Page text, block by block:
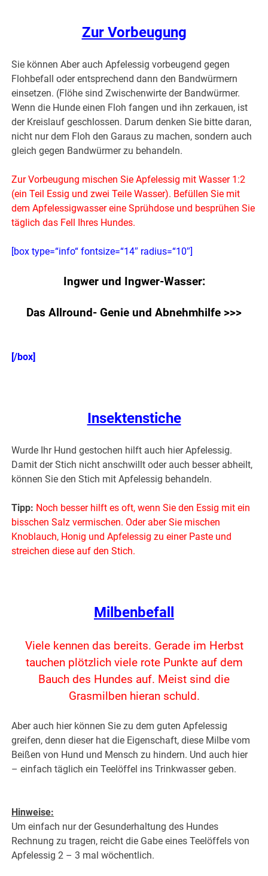
Zur Vorbeugung
Sie können Aber auch Apfelessig vorbeugend gegen
Flohbefall oder entsprechend dann den Bandwürmern
einsetzen. (Flöhe sind Zwischenwirte der Bandwürmer.
Wenn die Hunde einen Floh fangen und ihn zerkauen, ist
der Kreislauf geschlossen. Darum denken Sie bitte daran,
nicht nur dem Floh den Garaus zu machen, sondern auch
gleich gegen Bandwürmer zu behandeln.
Zur Vorbeugung mischen Sie Apfelessig mit Wasser 1:2
(ein Teil Essig und zwei Teile Wasser). Befüllen Sie mit
dem Apfelessigwasser eine Sprühdose und besprühen Sie
täglich das Fell Ihres Hundes.
[box type=“info“ fontsize=“14″ radius=“10″]
Ingwer und Ingwer-Wasser:
Das Allround- Genie und Abnehmhilfe >>>
[/box]
Insektenstiche
Wurde Ihr Hund gestochen hilft auch hier Apfelessig.
Damit der Stich nicht anschwillt oder auch besser abheilt,
können Sie den Stich mit Apfelessig behandeln.
Tipp: Noch besser hilft es oft, wenn Sie den Essig mit ein
bisschen Salz vermischen. Oder aber Sie mischen
Knoblauch, Honig und Apfelessig zu einer Paste und
streichen diese auf den Stich.
Milbenbefall
Viele kennen das bereits. Gerade im Herbst
tauchen plötzlich viele rote Punkte auf dem
Bauch des Hundes auf. Meist sind die
Grasmilben hieran schuld.
Aber auch hier können Sie zu dem guten Apfelessig
greifen, denn dieser hat die Eigenschaft, diese Milbe vom
Beißen von Hund und Mensch zu hindern. Und auch hier
– einfach täglich ein Teelöffel ins Trinkwasser geben.
Hinweise:
Um einfach nur der Gesunderhaltung des Hundes
Rechnung zu tragen, reicht die Gabe eines Teelöffels von
Apfelessig 2 – 3 mal wöchentlich.